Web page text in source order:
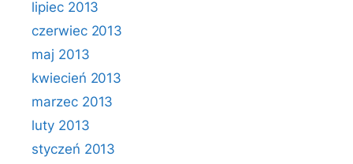
lipiec 2013
czerwiec 2013
maj 2013
kwiecień 2013
marzec 2013
luty 2013
styczeń 2013